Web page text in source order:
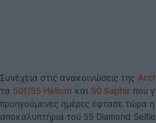
Συνέχεια στις ανακοινώσεις της
τα 50f/55 Helium και 50 Saphir που
προηγούμενες ημέρες έφτασε τώρα η
αποκαλυπτήρια του 55 Diamond Selfie